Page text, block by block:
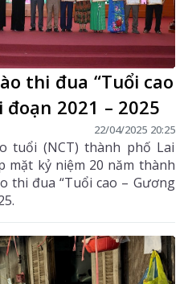
thi đua “Tuổi cao
đoạn 2021 – 2025
22/04/2025 20:25
tuổi (NCT) thành phố Lai
mặt kỷ niệm 20 năm thành
thi đua “Tuổi cao – Gương